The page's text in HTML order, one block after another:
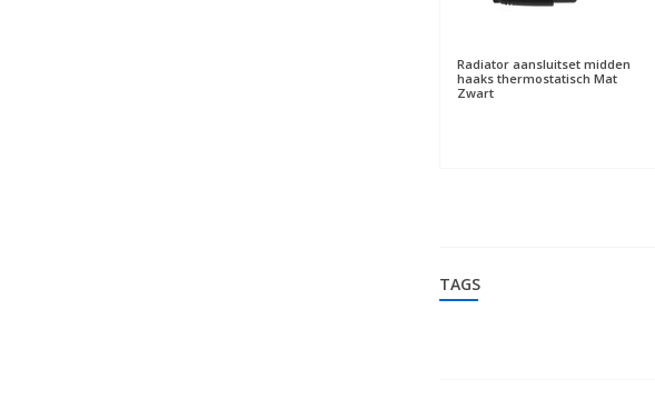
Radiator aansluitset midden
haaks thermostatisch Mat
Zwart
TAGS